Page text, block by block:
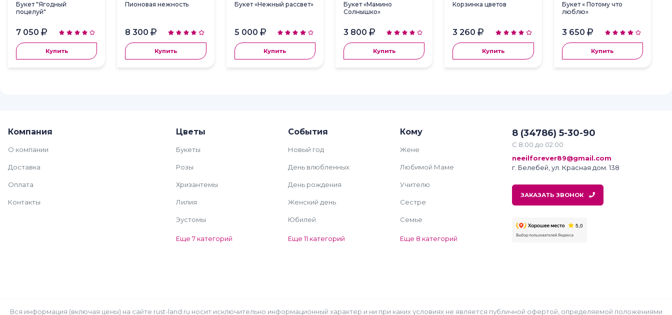
Букет "Ягодный
поцелуй"
7 050
Купить
Пионовая нежность
8 300
Купить
Букет «Нежный рассвет»
5 000
Купить
Букет «Мамино
Солнышко»
3 800
Купить
Корзинка цветов
3 260
Купить
Букет « Потому что
люблю»
3 650
Купить
Компания
О компании
Доставка
Оплата
Контакты
Цветы
Букеты
Розы
Хризантемы
Лилия
Эустомы
Еще 7 категорий
События
Новый год
День влюбленных
День рождения
Женский день
Юбилей
Еще 11 категорий
Кому
Жене
Любимой Маме
Учителю
Сестре
Семье
Еще 8 категорий
8 (34786) 5-30-90
С 8:00 до 02:00
neeilforever89@gmail.com
г. Белебей, ул. Красная дом. 138
ЗАКАЗАТЬ ЗВОНОК
Вся информация (включая цены) на сайте rust-land.ru носит исключительно информационный характер и ни при каких условиях не является публичной офертой, определяемой положениями